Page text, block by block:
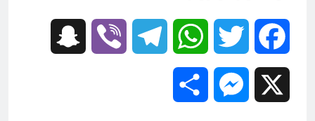
Facebook
Twitter
WhatsApp
Telegram
Viber
Messenger